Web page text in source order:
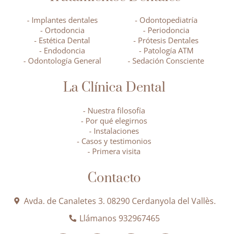
- Implantes dentales
- Ortodoncia
- Estética Dental
- Endodoncia
- Odontología General
- Odontopediatría
- Periodoncia
- Prótesis Dentales
- Patología ATM
- Sedación Consciente
La Clínica Dental
- Nuestra filosofía
- Por qué elegirnos
- Instalaciones
- Casos y testimonios
- Primera visita
Contacto
Avda. de Canaletes 3. 08290 Cerdanyola del Vallès.
Llámanos 932967465